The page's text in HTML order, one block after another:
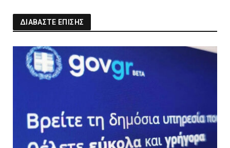
ΔΙΑΒΑΣΤΕ ΕΠΙΣΗΣ